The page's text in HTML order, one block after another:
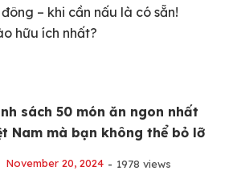
– khi cần nấu là có sẵn!
hữu ích nhất?
sách 50 món ăn ngon nhất
Nam mà bạn không thể bỏ lỡ
November 20, 2024 - 1978 views